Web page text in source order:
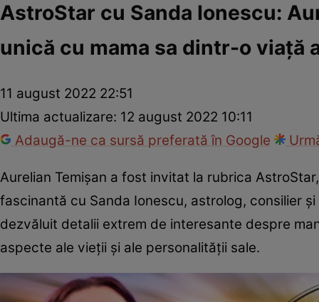
AstroStar cu Sanda Ionescu:
unică cu mama sa dintr-o viață
11 august 2022 22:51
Ultima actualizare: 12 august 2022 10:11
Adaugă-ne ca sursă preferată în Google
Aurelian Temișan a fost invitat la rubrica
fascinantă cu Sanda Ionescu, astrolog, consilier
dezvăluit detalii extrem de interesante despre
aspecte ale vieții și ale personalității sale.